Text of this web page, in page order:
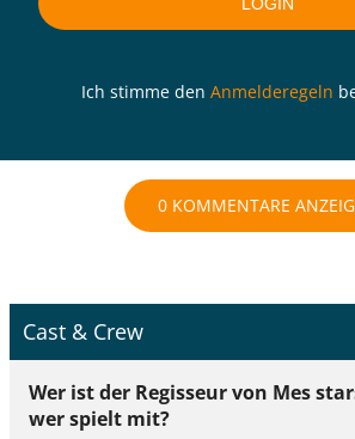
Ich stimme den Anmelderegeln
0 KOMMENTARE
Cast & Crew
Wer ist der Regisseur von Mes
wer spielt mit?